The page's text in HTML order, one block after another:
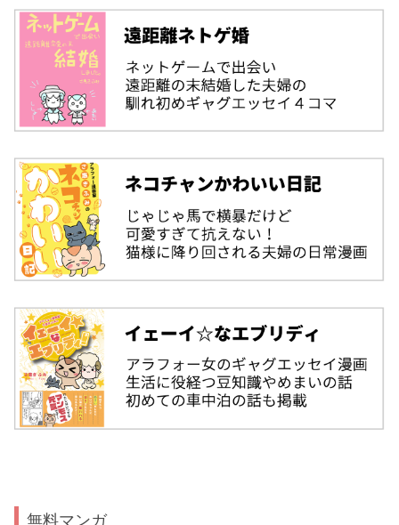
無料マンガ